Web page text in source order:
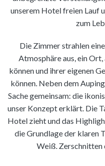
unserem Hotel freien Lauf
zum
Die Zimmer strahlen
Atmosphäre aus, ein Ort,
können und ihrer eigenen
können. Neben dem
Sache gemeinsam: die
unser Konzept erklärt. Die
Hotel zieht und das
die Grundlage der klaren
Weiß.